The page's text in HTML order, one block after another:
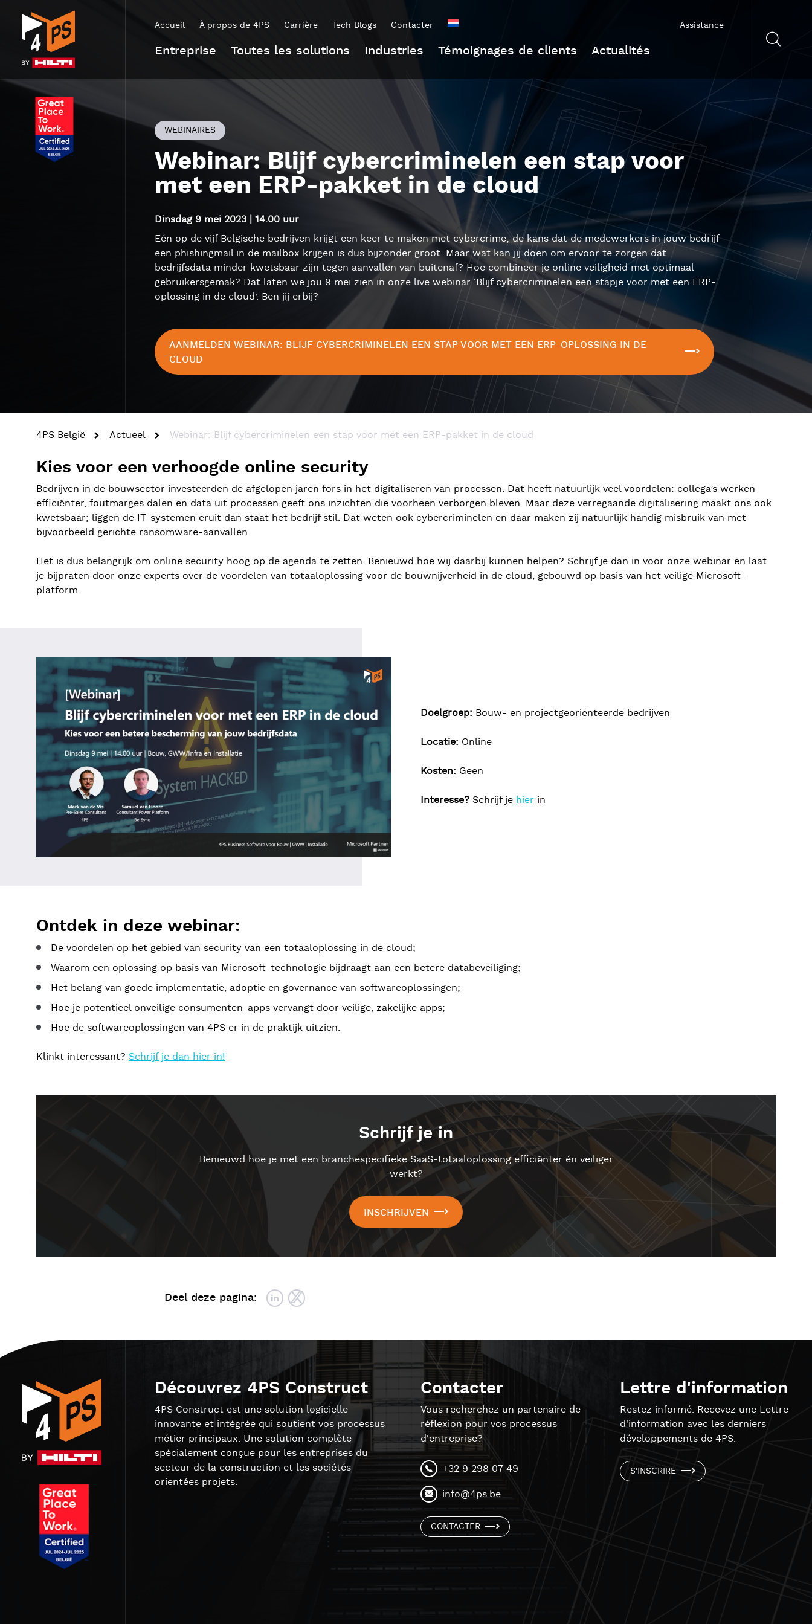
Accueil À propos de 4PS Carrière Tech Blogs Contacter
Entreprise Toutes les solutions Industries Témoignages de clients Actualités
Assistance
WEBINAIRES
Webinar: Blijf cybercriminelen een stap voor
met een ERP-pakket in de cloud
Dinsdag 9 mei 2023 | 14.00 uur
Eén op de vijf Belgische bedrijven krijgt een keer te maken met cybercrime; de kans dat de medewerkers in jouw bedrijf
een phishingmail in de mailbox krijgen is dus bijzonder groot. Maar wat kan jij doen om ervoor te zorgen dat
bedrijfsdata minder kwetsbaar zijn tegen aanvallen van buitenaf? Hoe combineer je online veiligheid met optimaal
gebruikersgemak? Dat laten we jou 9 mei zien in onze live webinar ‘Blijf cybercriminelen een stapje voor met een ERP-
oplossing in de cloud’. Ben jij erbij?
AANMELDEN WEBINAR: BLIJF CYBERCRIMINELEN EEN STAP VOOR MET EEN ERP-OPLOSSING IN DE
CLOUD
4PS België Actueel Webinar: Blijf cybercriminelen een stap voor met een ERP-pakket in de cloud
Kies voor een verhoogde online security
Bedrijven in de bouwsector investeerden de afgelopen jaren fors in het digitaliseren van processen. Dat heeft natuurlijk veel voordelen: collega’s werken
efficiënter, foutmarges dalen en data uit processen geeft ons inzichten die voorheen verborgen bleven. Maar deze verregaande digitalisering maakt ons ook
kwetsbaar; liggen de IT-systemen eruit dan staat het bedrijf stil. Dat weten ook cybercriminelen en daar maken zij natuurlijk handig misbruik van met
bijvoorbeeld gerichte ransomware-aanvallen.
Het is dus belangrijk om online security hoog op de agenda te zetten. Benieuwd hoe wij daarbij kunnen helpen? Schrijf je dan in voor onze webinar en laat
je bijpraten door onze experts over de voordelen van totaaloplossing voor de bouwnijverheid in de cloud, gebouwd op basis van het veilige Microsoft-
platform.
Doelgroep: Bouw- en projectgeoriënteerde bedrijven
Locatie: Online
Kosten: Geen
Interesse? Schrijf je hier in
Ontdek in deze webinar:
De voordelen op het gebied van security van een totaaloplossing in de cloud;
Waarom een oplossing op basis van Microsoft-technologie bijdraagt aan een betere databeveiliging;
Het belang van goede implementatie, adoptie en governance van softwareoplossingen;
Hoe je potentieel onveilige consumenten-apps vervangt door veilige, zakelijke apps;
Hoe de softwareoplossingen van 4PS er in de praktijk uitzien.
Klinkt interessant? Schrijf je dan hier in!
Schrijf je in
Benieuwd hoe je met een branchespecifieke SaaS-totaaloplossing efficiënter én veiliger
werkt?
INSCHRIJVEN
Deel deze pagina:
Découvrez 4PS Construct
4PS Construct est une solution logicielle
innovante et intégrée qui soutient vos processus
métier principaux. Une solution complète
spécialement conçue pour les entreprises du
secteur de la construction et les sociétés
orientées projets.
Contacter
Vous recherchez un partenaire de
réflexion pour vos processus
d'entreprise?
+32 9 298 07 49
info@4ps.be
CONTACTER
Lettre d'information
Restez informé. Recevez une Lettre
d'information avec les derniers
développements de 4PS.
S'INSCRIRE